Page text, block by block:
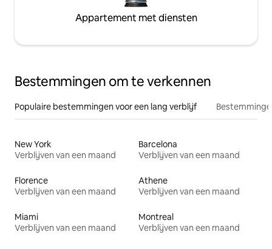
Appartement met diensten
Bestemmingen om te verkennen
Populaire bestemmingen voor een lang verblijf
New York
Verblijven van een maand
Barcelona
Verblijven van een maand
Florence
Verblijven van een maand
Athene
Verblijven van een maand
Miami
Verblijven van een maand
Montreal
Verblijven van een maand